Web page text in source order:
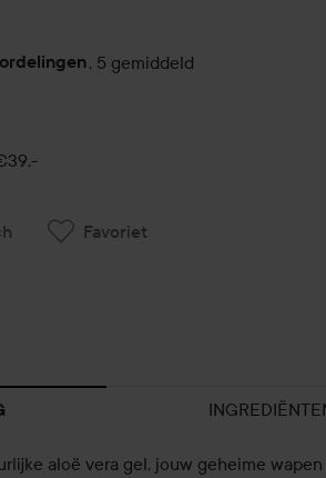
, 5 gemiddeld
Favoriet
aloë vera gel, jouw geheime